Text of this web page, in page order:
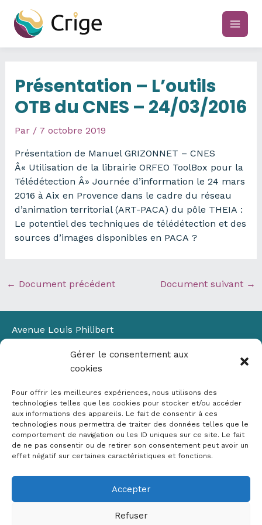
Gérer le consentement aux
cookies
Pour offrir les meilleures expériences, nous utilisons des
technologies telles que les cookies pour stocker et/ou accéder
aux informations des appareils. Le fait de consentir à ces
technologies nous permettra de traiter des données telles que le
comportement de navigation ou les ID uniques sur ce site. Le fait
de ne pas consentir ou de retirer son consentement peut avoir un
effet négatif sur certaines caractéristiques et fonctions.
Accepter
Refuser
contenu
main
Présentation – L’outils
OTB du CNES – 24/03/2016
Par / 7 octobre 2019
Présentation de Manuel GRIZONNET – CNES
Â« Utilisation de la librairie ORFEO ToolBox pour la
Télédétection Â» Journée d’information le 24 mars
2016 à Aix en Provence dans le cadre du réseau
d’animation territorial (ART-PACA) du pôle THEIA :
Le potentiel des techniques de télédétection et des
sources d’images disponibles en PACA ?
← Document précédent Document suivant →
Avenue Louis Philibert
Bâtiment Laennec
13100 Aix-en-Provence
✉ contact@crige-paca.org
Mentions légales
RGPD